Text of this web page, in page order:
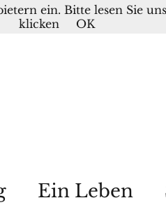
Ein Leben
ein. Bitte lesen Sie
klicken
OK